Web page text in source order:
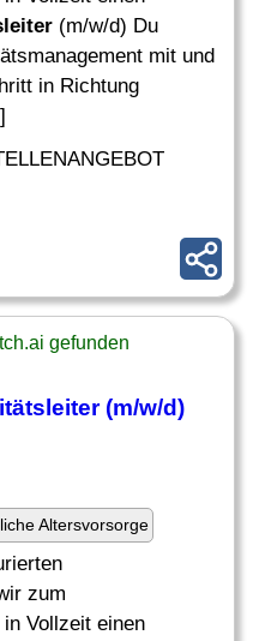
(m/w/d) Du
mit und
in Richtung
gefunden
(m/w/d)
Altersvorsorge
zum
Vollzeit einen